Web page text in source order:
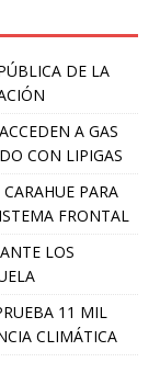
DE LA
A GAS
CON LIPIGAS
PARA
FRONTAL
LOS
11 MIL
CLIMÁTICA